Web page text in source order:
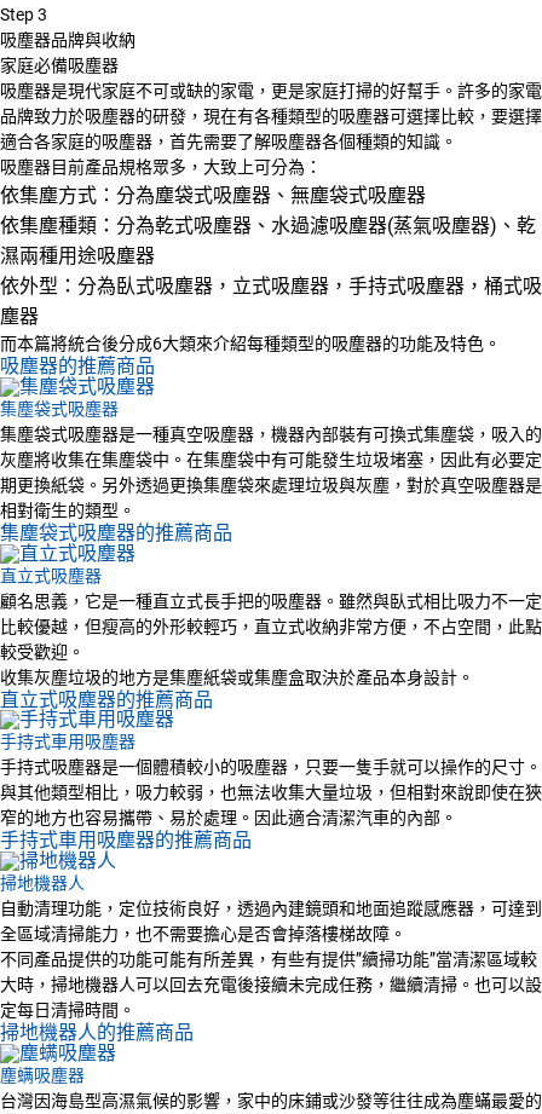
Step3
吸塵器品牌與收納
家庭必備吸塵器
吸塵器是現代家庭不可或缺的家電，更是家庭打掃的好幫手。許多的家電
品牌致力於吸塵器的研發，現在有各種類型的吸塵器可選擇比較，要選擇
適合各家庭的吸塵器，首先需要了解吸塵器各個種類的知識。
吸塵器目前產品規格眾多，大致上可分為：
依集塵方式：分為塵袋式吸塵器、無塵袋式吸塵器
依集塵種類：分為乾式吸塵器、水過濾吸塵器(蒸氣吸塵器)、乾
濕兩種用途吸塵器
依外型：分為臥式吸塵器，立式吸塵器，手持式吸塵器，桶式吸
塵器
而本篇將統合後分成6大類來介紹每種類型的吸塵器的功能及特色。
吸塵器的推薦商品
集塵袋式吸塵器
集塵袋式吸塵器是一種真空吸塵器，機器內部裝有可換式集塵袋，吸入的
灰塵將收集在集塵袋中。在集塵袋中有可能發生垃圾堵塞，因此有必要定
期更換紙袋。另外透過更換集塵袋來處理垃圾與灰塵，對於真空吸塵器是
相對衛生的類型。
集塵袋式吸塵器的推薦商品
直立式吸塵器
顧名思義，它是一種直立式長手把的吸塵器。雖然與臥式相比吸力不一定
比較優越，但瘦高的外形較輕巧，直立式收納非常方便，不占空間，此點
較受歡迎。
收集灰塵垃圾的地方是集塵紙袋或集塵盒取決於產品本身設計。
直立式吸塵器的推薦商品
手持式車用吸塵器
手持式吸塵器是一個體積較小的吸塵器，只要一隻手就可以操作的尺寸。
與其他類型相比，吸力較弱，也無法收集大量垃圾，但相對來說即使在狹
窄的地方也容易攜帶、易於處理。因此適合清潔汽車的內部。
手持式車用吸塵器的推薦商品
掃地機器人
自動清理功能，定位技術良好，透過內建鏡頭和地面追蹤感應器，可達到
全區域清掃能力，也不需要擔心是否會掉落樓梯故障。
不同產品提供的功能可能有所差異，有些有提供”續掃功能”當清潔區域較
大時，掃地機器人可以回去充電後接續未完成任務，繼續清掃。也可以設
定每日清掃時間。
掃地機器人的推薦商品
塵螨吸塵器
台灣因海島型高濕氣候的影響，家中的床鋪或沙發等往往成為塵蟎最愛的